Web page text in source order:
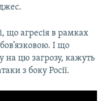
що агресія в рамках
І що
на цю загрозу, кажуть
з боку Росії.